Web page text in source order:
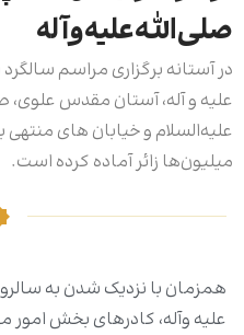
صلی‌الله‌علیه‌وآله
در آستانه برگزاری مراسم
علیه و آله، آستان مقدس
علیه‌السلام و خیابان های منتهی
میلیون‌ها زائر آماده کرده است.
همزمان با نزدیک شدن به
علیه وآله، کادرهای بخش